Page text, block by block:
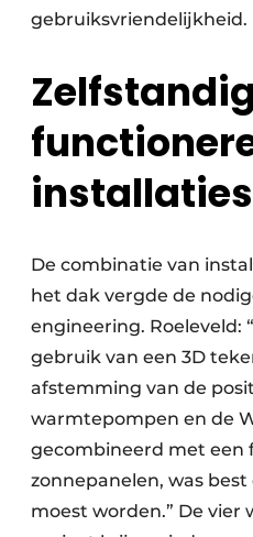
gebruiksvriendelijkheid.
Zelfstandig
installaties
De combinatie van
het dak vergde de
engineering. Roeleveld:
gebruik van een 3D
afstemming van de
warmtepompen en de
gecombineerd met een
zonnepanelen, was
moest worden.” De vier